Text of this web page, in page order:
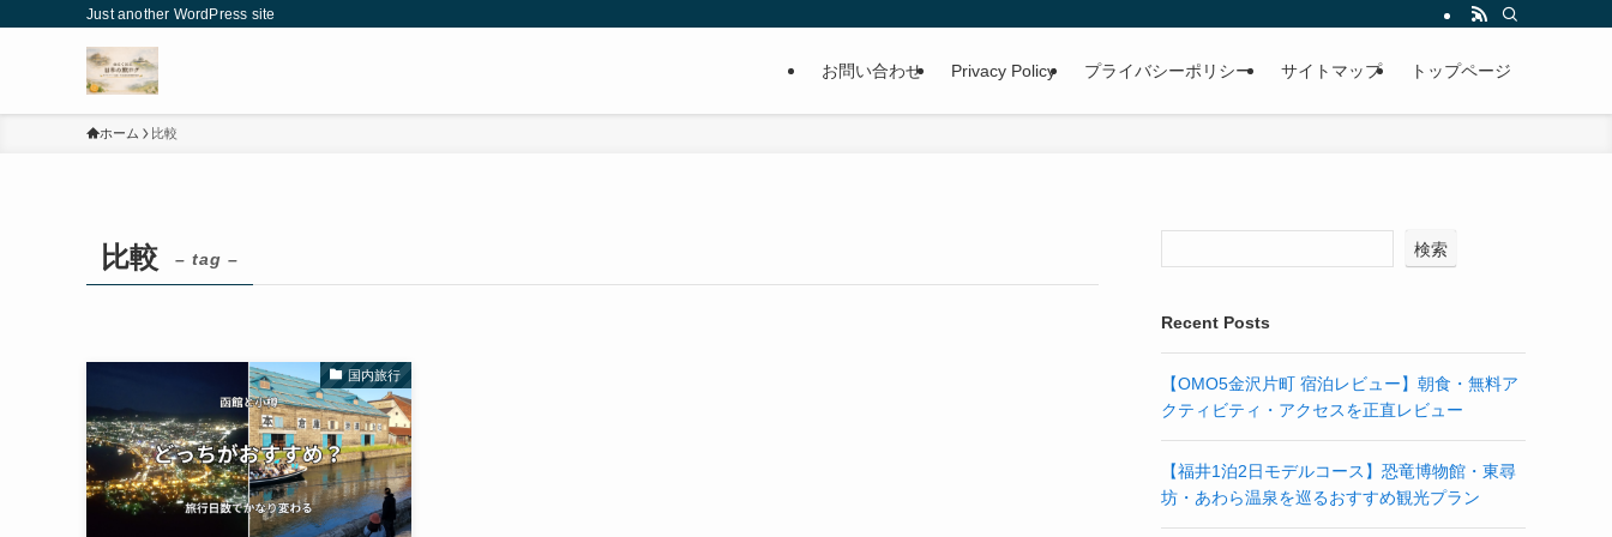
Just another WordPress site
お問い合わせ Privacy Policy プライバシーポリシー サイトマップ トップページ
ホーム 比較
比較 – tag –
国内旅行
検索
Recent Posts
【OMO5金沢片町 宿泊レビュー】朝食・無料ア
クティビティ・アクセスを正直レビュー
【福井1泊2日モデルコース】恐竜博物館・東尋
坊・あわら温泉を巡るおすすめ観光プラン